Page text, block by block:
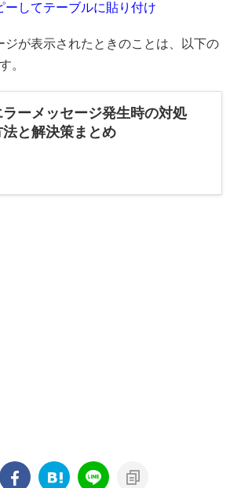
ーしてテーブルに貼り付け
ジが表示されたときのことは、以下の
。
ラーメッセージ発生時の対処
法と解決策まとめ